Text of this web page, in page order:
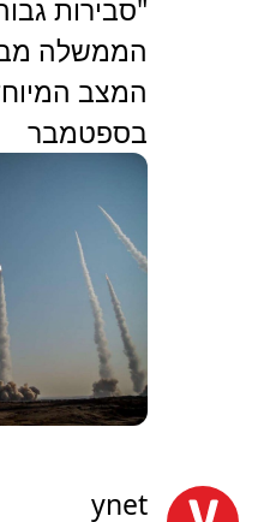
"סבירות
הממשלה
בספטמבר
ynet